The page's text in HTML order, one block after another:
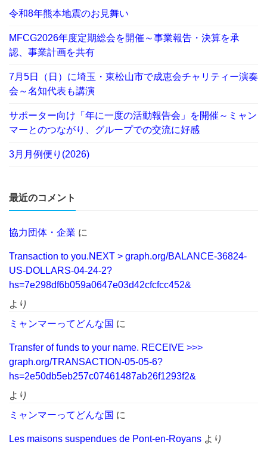
令和8年熊本地震のお見舞い
MFCG2026年度定期総会を開催～事業報告・決算を承
認、事業計画を共有
7月5日（日）に埼玉・東松山市で成恵会チャリティー演奏
会～名知代表も講演
サポーター向け「年に一度の活動報告会」を開催～ミャン
マーとのつながり、グループでの交流に好感
3月月例便り(2026)
最近のコメント
協力団体・企業 に
Transaction to you.NEXT > graph.org/BALANCE-36824-
US-DOLLARS-04-24-2?
hs=7e298df6b059a0647e03d42cfcfcc452&
より
ミャンマーってどんな国 に
Transfer of funds to your name. RECEIVE >>>
graph.org/TRANSACTION-05-05-6?
hs=2e50db5eb257c07461487ab26f1293f2&
より
ミャンマーってどんな国 に
Les maisons suspendues de Pont-en-Royans より